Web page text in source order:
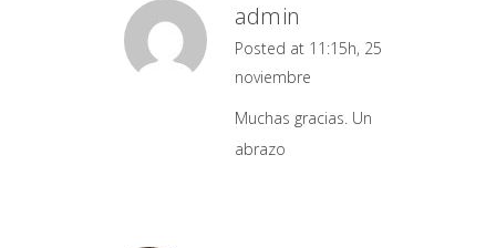
admin
Posted at 11:15h, 25
noviembre
Muchas gracias. Un
abrazo